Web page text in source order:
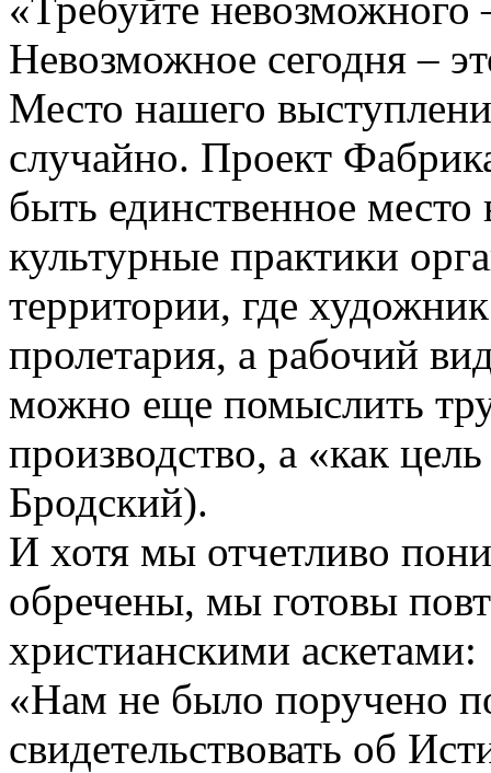
Невозможное сегодня –
Место нашего
случайно. Проект
быть единственное
культурные практики
территории, где
пролетария, а рабочий
можно еще помыслить
производство, а «как
Бродский).
И хотя мы отчетливо
обречены, мы готовы
христианскими аскетами:
«Нам не было поручено
свидетельствовать об